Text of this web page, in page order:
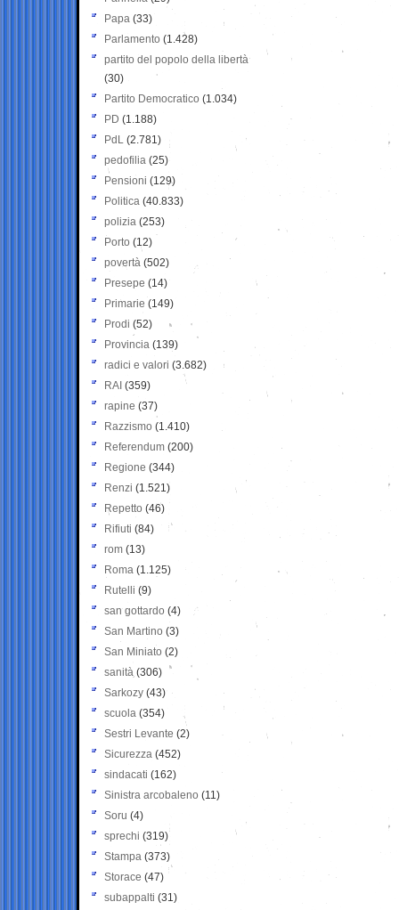
Papa (33)
Parlamento (1.428)
partito del popolo della libertà
(30)
Partito Democratico (1.034)
PD (1.188)
PdL (2.781)
pedofilia (25)
Pensioni (129)
Politica (40.833)
polizia (253)
Porto (12)
povertà (502)
Presepe (14)
Primarie (149)
Prodi (52)
Provincia (139)
radici e valori (3.682)
RAI (359)
rapine (37)
Razzismo (1.410)
Referendum (200)
Regione (344)
Renzi (1.521)
Repetto (46)
Rifiuti (84)
rom (13)
Roma (1.125)
Rutelli (9)
san gottardo (4)
San Martino (3)
San Miniato (2)
sanità (306)
Sarkozy (43)
scuola (354)
Sestri Levante (2)
Sicurezza (452)
sindacati (162)
Sinistra arcobaleno (11)
Soru (4)
sprechi (319)
Stampa (373)
Storace (47)
subappalti (31)